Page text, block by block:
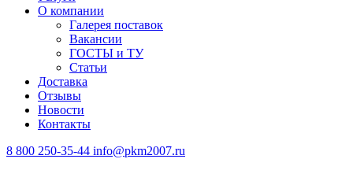
О компании
Галерея поставок
Вакансии
ГОСТЫ и ТУ
Статьи
Доставка
Отзывы
Новости
Контакты
8 800 250-35-44 info@pkm2007.ru